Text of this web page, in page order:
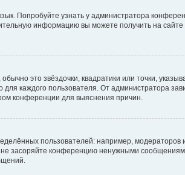
Попробуйте узнать у администратора
информацию вы можете получить на
это звёздочки, квадратики или точки,
каждого пользователя. От администратора
конференции для выяснения причин.
пользователей: например,
засоряйте конференцию ненужными